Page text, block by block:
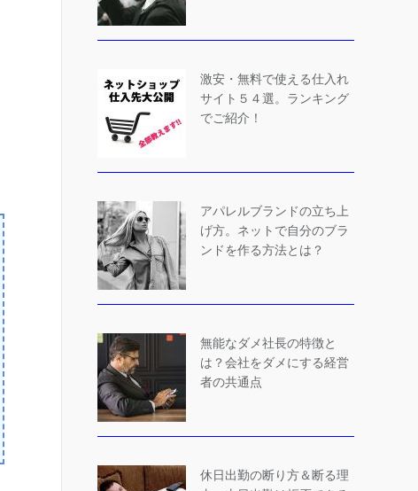
激安・無料で使える仕入れ
サイト５４選。ランキング
でご紹介！
アパレルブランドの立ち上
げ方。ネットで自分のブラ
ンドを作る方法とは？
無能なダメ社長の特徴と
は？会社をダメにする経営
者の共通点
休日出勤の断り方＆断る理